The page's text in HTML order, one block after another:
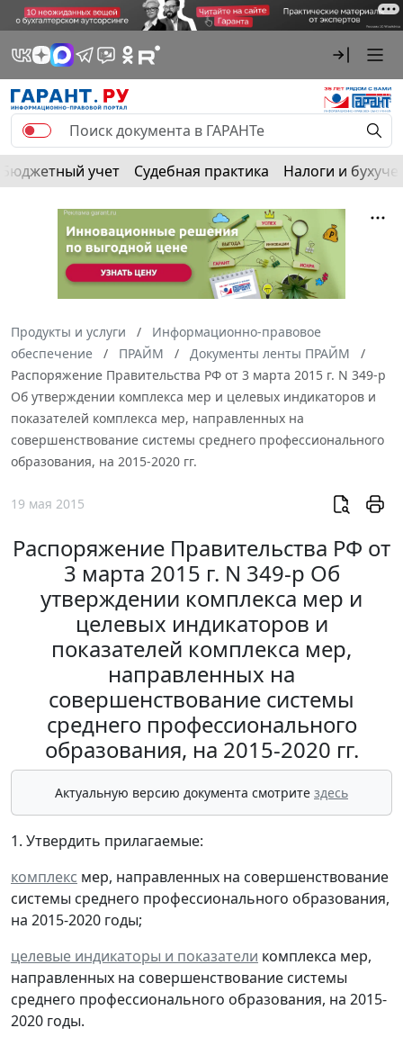
Бюджетный учет Судебная практика Налоги и
Продукты и услуги
Информационно-правовое
обеспечение
ПРАЙМ
Документы ленты ПРАЙМ
Распоряжение Правительства РФ от 3 марта 2015 г. N 349-р
Об утверждении комплекса мер и целевых индикаторов и
показателей комплекса мер, направленных на
совершенствование системы среднего профессионального
образования, на 2015-2020 гг.
19 мая 2015
Распоряжение Правительства РФ от
3 марта 2015 г. N 349-р Об
утверждении комплекса мер и
целевых индикаторов и
показателей комплекса мер,
направленных на
совершенствование системы
среднего профессионального
образования, на 2015-2020 гг.
Актуальную версию документа смотрите здесь
1. Утвердить прилагаемые:
комплекс мер, направленных на совершенствование
системы среднего профессионального образования,
на 2015-2020 годы;
целевые индикаторы и показатели комплекса мер,
направленных на совершенствование системы
среднего профессионального образования, на 2015-
2020 годы.